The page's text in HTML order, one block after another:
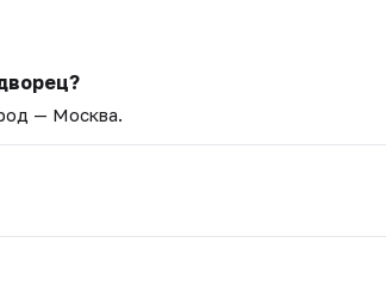
— Москва.